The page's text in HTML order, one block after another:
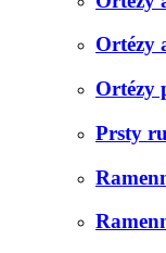
Ortézy
Ortézy
Prsty